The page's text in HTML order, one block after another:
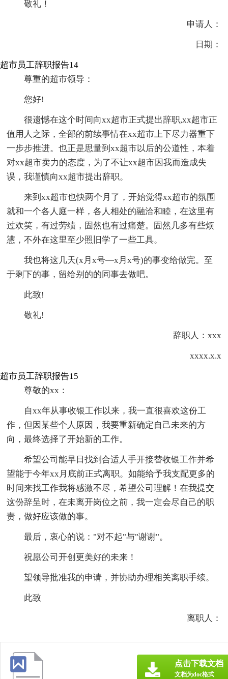
敬礼！
申请人：
日期：
超市员工辞职报告14
尊重的超市领导：
您好!
很遗憾在这个时间向xx超市正式提出辞职,xx超市正
值用人之际，全部的前续事情在xx超市上下尽力器重下
一步步推进。也正是思量到xx超市以后的公道性，本着
对xx超市卖力的态度，为了不让xx超市因我而造成失
误，我谨慎向xx超市提出辞职。
来到xx超市也快两个月了，开始觉得xx超市的氛围
就和一个各人庭一样，各人相处的融洽和睦，在这里有
过欢笑，有过劳绩，固然也有过痛楚。固然几多有些烦
懑，不外在这里至少照旧学了一些工具。
我也将这几天(x月x号—x月x号)的事变给做完。至
于剩下的事，留给别的的同事去做吧。
此致!
敬礼!
辞职人：xxx
xxxx.x.x
超市员工辞职报告15
尊敬的xx：
自xx年从事收银工作以来，我一直很喜欢这份工
作，但因某些个人原因，我要重新确定自己未来的方
向，最终选择了开始新的工作。
希望公司能早日找到合适人手开接替收银工作并希
望能于今年xx月底前正式离职。如能给予我支配更多的
时间来找工作我将感激不尽，希望公司理解！在我提交
这份辞呈时，在未离开岗位之前，我一定会尽自己的职
责，做好应该做的事。
最后，衷心的说："对不起"与"谢谢"。
祝愿公司开创更美好的未来！
望领导批准我的申请，并协助办理相关离职手续。
此致
离职人：
点击下载文档
文档为doc格式